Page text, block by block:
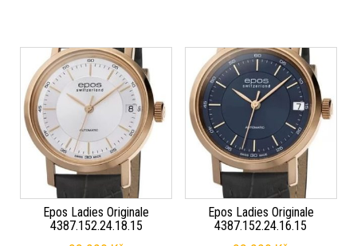
Epos Ladies Originale
4387.152.24.18.15
Epos Ladies Originale
4387.152.24.16.15